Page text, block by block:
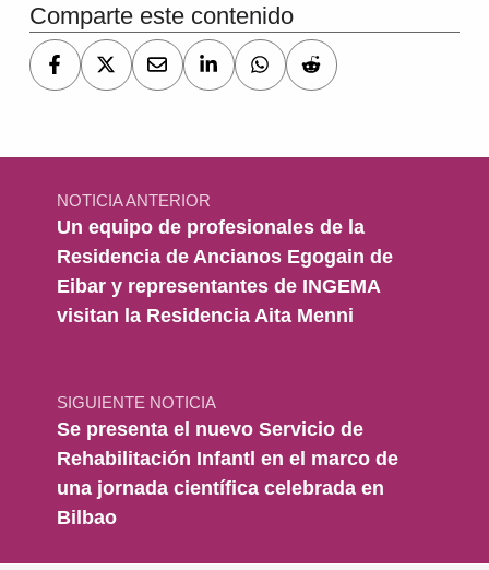
Comparte este contenido
Navegación de entradas
NOTICIA ANTERIOR
Un equipo de profesionales de la
Residencia de Ancianos Egogain de
Eibar y representantes de INGEMA
visitan la Residencia Aita Menni
SIGUIENTE NOTICIA
Se presenta el nuevo Servicio de
Rehabilitación Infantl en el marco de
una jornada científica celebrada en
Bilbao